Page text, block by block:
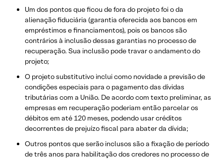
Um dos pontos que ficou de fora do projeto foi o da
alienação fiduciária (garantia oferecida aos bancos em
empréstimos e financiamentos), pois os bancos são
contrários à inclusão dessas garantias no processo de
recuperação. Sua inclusão pode travar o andamento do
projeto;
O projeto substitutivo inclui como novidade a previsão de
condições especiais para o pagamento das dívidas
tributárias com a União. De acordo com texto preliminar, as
empresas em recuperação poderiam então parcelar os
débitos em até 120 meses, podendo usar créditos
decorrentes de prejuízo fiscal para abater da dívida;
Outros pontos que serão inclusos são a fixação de período
de três anos para habilitação dos credores no processo de